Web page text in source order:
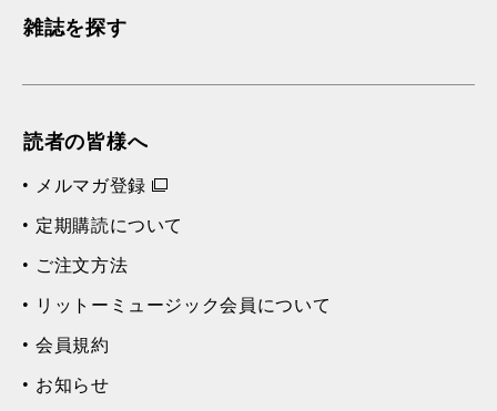
雑誌を探す
読者の皆様へ
メルマガ登録
定期購読について
ご注文方法
リットーミュージック会員について
会員規約
お知らせ